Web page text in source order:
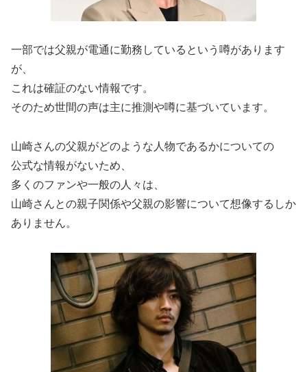
一部では父親が電通に勤務しているという噂があります
が、
これは確証のない情報です。
そのため世間の声は主に推測や噂に基づいています。
山崎さんの父親がどのような人物であるかについての
公式な情報がないため、
多くのファンや一般の人々は、
山崎さんとの親子関係や父親の影響について想像するしか
ありません。